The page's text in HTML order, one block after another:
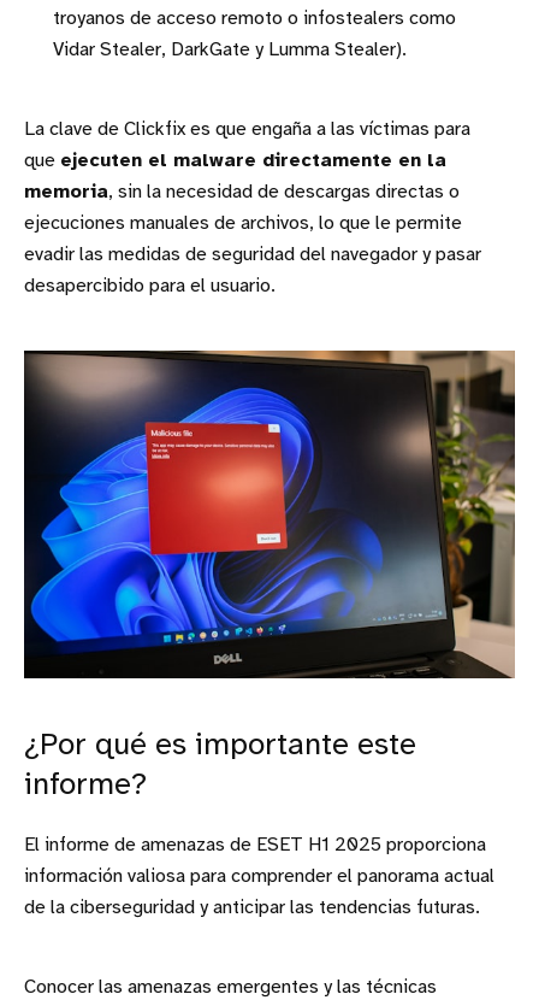
troyanos de acceso remoto o infostealers como
Vidar Stealer, DarkGate y Lumma Stealer).
La clave de Clickfix es que engaña a las víctimas para
que ejecuten el malware directamente en la
memoria, sin la necesidad de descargas directas o
ejecuciones manuales de archivos, lo que le permite
evadir las medidas de seguridad del navegador y pasar
desapercibido para el usuario.
¿Por qué es importante este
informe?
El informe de amenazas de ESET H1 2025 proporciona
información valiosa para comprender el panorama actual
de la ciberseguridad y anticipar las tendencias futuras.
Conocer las amenazas emergentes y las técnicas